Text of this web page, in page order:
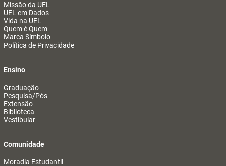
Missão da UEL
UEL em Dados
Vida na UEL
Quem é Quem
Marca Símbolo
Política de Privacidade
Ensino
Graduação
Pesquisa/Pós
Extensão
Biblioteca
Vestibular
Comunidade
Moradia Estudantil